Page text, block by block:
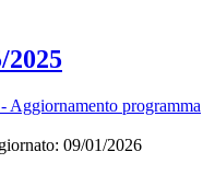
2025
programma
09/01/2026